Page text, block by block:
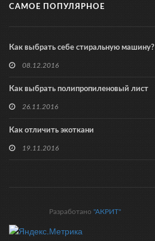
САМОЕ ПОПУЛЯРНОЕ
Как выбрать себе стиральную машину?
08.12.2016
Как выбрать полипропиленовый лист
26.11.2016
Как отличить экоткани
19.11.2016
Разработано "АКРИТ"